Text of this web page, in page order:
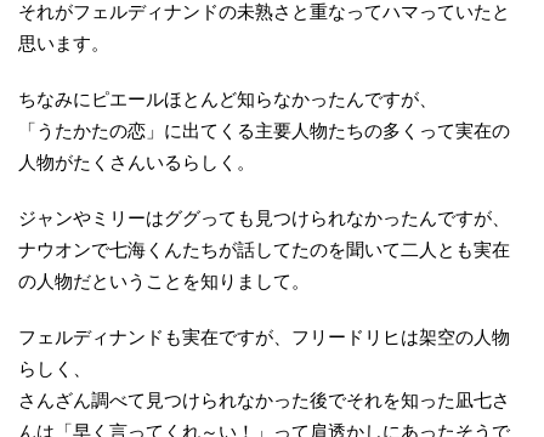
それがフェルディナンドの未熟さと重なってハマっていたと
思います。
ちなみにピエールほとんど知らなかったんですが、
「うたかたの恋」に出てくる主要人物たちの多くって実在の
人物がたくさんいるらしく。
ジャンやミリーはググっても見つけられなかったんですが、
ナウオンで七海くんたちが話してたのを聞いて二人とも実在
の人物だということを知りまして。
フェルディナンドも実在ですが、フリードリヒは架空の人物
らしく、
さんざん調べて見つけられなかった後でそれを知った凪七さ
んは「早く言ってくれ～い！」って肩透かしにあったそうで